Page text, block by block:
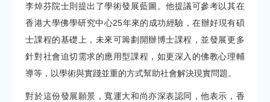
李焯芬院士則提出了學術發展藍圖。他提議可參考以其在
香港大學佛學研究中心25年來的成功經驗，在辦好現有碩
士課程的基礎上，未來可籌劃開辦博士課程，並發展更多
針對社會迫切需求的應用型課程，如更深入的佛教心理輔
導等，以學術與實踐並重的方式幫助社會解決現實問題。
對於這份發展願景，寬運大和尚亦深表認同，他表示，香